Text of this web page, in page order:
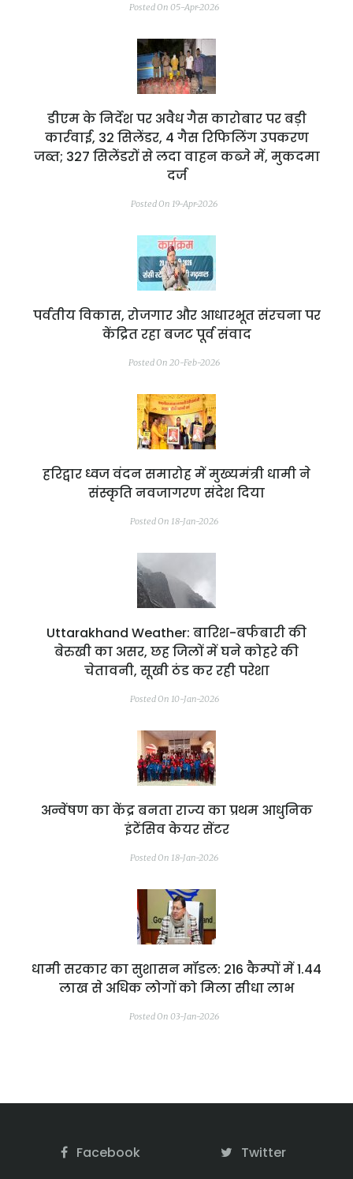
Posted On 05-Apr-2026
डीएम के निर्देश पर अवैध गैस कारोबार पर बड़ी
कार्रवाई, 32 सिलेंडर, 4 गैस रिफिलिंग उपकरण
जब्त; 327 सिलेंडरों से लदा वाहन कब्जे में, मुकदमा
दर्ज
Posted On 19-Apr-2026
पर्वतीय विकास, रोजगार और आधारभूत संरचना पर
केंद्रित रहा बजट पूर्व संवाद
Posted On 20-Feb-2026
हरिद्वार ध्वज वंदन समारोह में मुख्यमंत्री धामी ने
संस्कृति नवजागरण संदेश दिया
Posted On 18-Jan-2026
Uttarakhand Weather: बारिश-बर्फबारी की
बेरुखी का असर, छह जिलों में घने कोहरे की
चेतावनी, सूखी ठंड कर रही परेशा
Posted On 10-Jan-2026
अन्वेंषण का केंद्र बनता राज्य का प्रथम आधुनिक
इंटेंसिव केयर सेंटर
Posted On 18-Jan-2026
धामी सरकार का सुशासन मॉडल: 216 कैम्पों में 1.44
लाख से अधिक लोगों को मिला सीधा लाभ
Posted On 03-Jan-2026
Facebook Twitter